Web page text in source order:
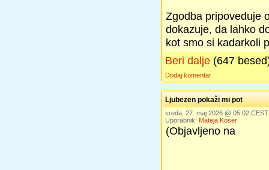
Zgodba pripoveduje
dokazuje, da lahko
kot smo si kadarkoli
Beri dalje (647
Dodaj komentar
Ljubezen pokaži mi pot
sreda, 27. maj 2026 @ 05:02 CEST
Uporabnik: Mateja Koser
(Objavljeno na